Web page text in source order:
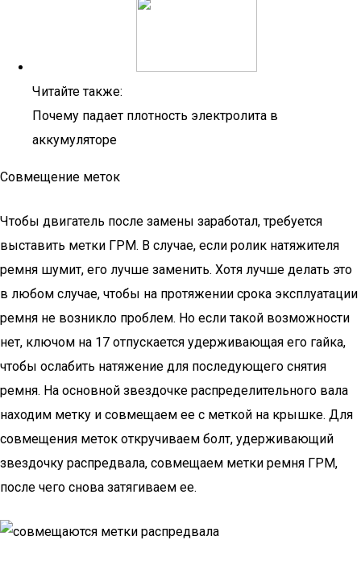
Читайте также:
Почему падает плотность электролита в
аккумуляторе
Совмещение меток
Чтобы двигатель после замены заработал, требуется
выставить метки ГРМ. В случае, если ролик натяжителя
ремня шумит, его лучше заменить. Хотя лучше делать это
в любом случае, чтобы на протяжении срока эксплуатации
ремня не возникло проблем. Но если такой возможности
нет, ключом на 17 отпускается удерживающая его гайка,
чтобы ослабить натяжение для последующего снятия
ремня. На основной звездочке распределительного вала
находим метку и совмещаем ее с меткой на крышке. Для
совмещения меток откручиваем болт, удерживающий
звездочку распредвала, совмещаем метки ремня ГРМ,
после чего снова затягиваем ее.